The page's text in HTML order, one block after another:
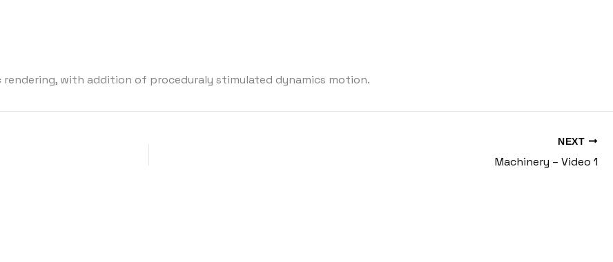
with addition of proceduraly stimulated dynamics motion.
NEXT
Machinery – Video 1